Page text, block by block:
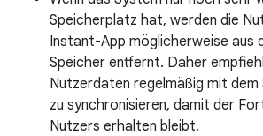
Speicherplatz hat, werden die
Instant-App möglicherweise aus
Speicher entfernt. Daher
Nutzerdaten regelmäßig mit dem
zu synchronisieren, damit der
Nutzers erhalten bleibt.